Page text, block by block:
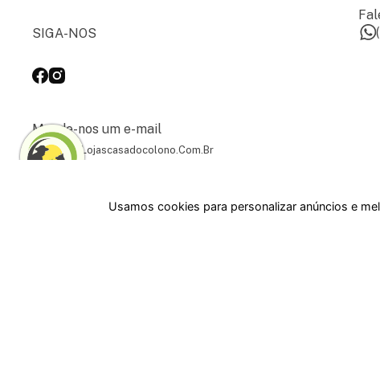
Usamos cookies para personalizar anúncios e
SIGA-NOS
Mande-nos um e-mail
Contato@lojascasadocolono.com.br